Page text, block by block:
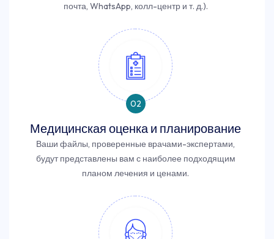
почта, WhatsApp, колл-центр и т. д.).
02
Медицинская оценка и планирование
Ваши файлы, проверенные врачами-экспертами,
будут представлены вам с наиболее подходящим
планом лечения и ценами.